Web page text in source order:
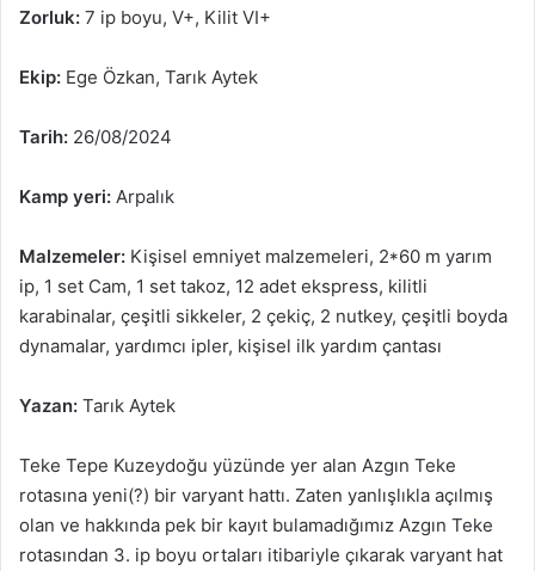
Zorluk: 7 ip boyu, V+, Kilit VI+
Ekip: Ege Özkan, Tarık Aytek
Tarih: 26/08/2024
Kamp yeri: Arpalık
Malzemeler: Kişisel emniyet malzemeleri, 2*60 m yarım
ip, 1 set Cam, 1 set takoz, 12 adet ekspress, kilitli
karabinalar, çeşitli sikkeler, 2 çekiç, 2 nutkey, çeşitli boyda
dynamalar, yardımcı ipler, kişisel ilk yardım çantası
Yazan: Tarık Aytek
Teke Tepe Kuzeydoğu yüzünde yer alan Azgın Teke
rotasına yeni(?) bir varyant hattı. Zaten yanlışlıkla açılmış
olan ve hakkında pek bir kayıt bulamadığımız Azgın Teke
rotasından 3. ip boyu ortaları itibariyle çıkarak varyant hat